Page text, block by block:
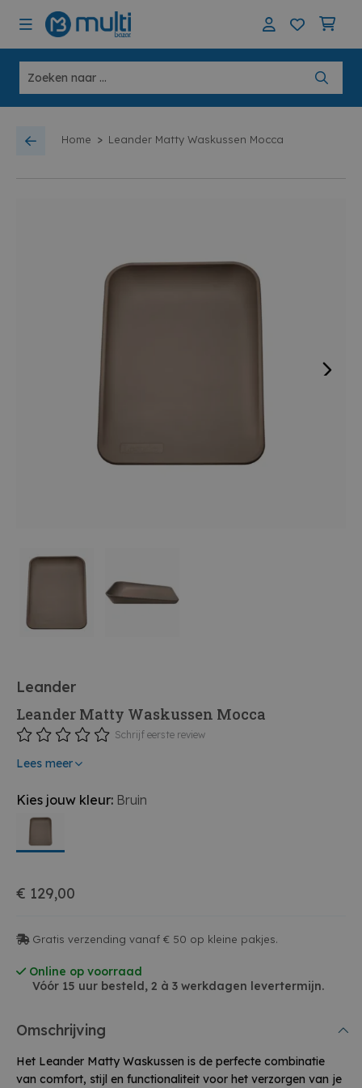
Home > Leander Matty Waskussen Mocca
Leander
Leander Matty Waskussen Mocca
Schrijf eerste review
Lees meer
Kies jouw kleur: Bruin
€ 129,00
Gratis verzending vanaf € 50 op kleine pakjes.
Online op voorraad
Vóór 15 uur besteld, 2 à 3 werkdagen levertermijn.
Omschrijving
Het Leander Matty Waskussen is de perfecte combinatie
van comfort, stijl en functionaliteit voor het verzorgen van je